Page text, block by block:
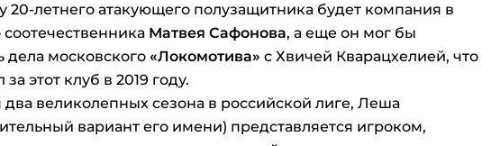
20-летнего атакующего полузащитника будет компания в
соотечественника Матвея Сафонова, а еще он мог бы
дела московского «Локомотива» с Хвичей Кварацхелией, что
за этот клуб в 2019 году.
великолепных сезона в российской лиге, Леша
вариант его имени) представляется игроком,